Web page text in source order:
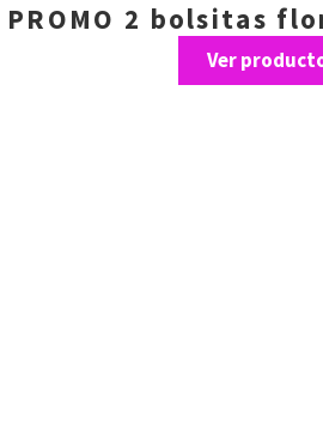
PROMO 2 bolsitas
Ver